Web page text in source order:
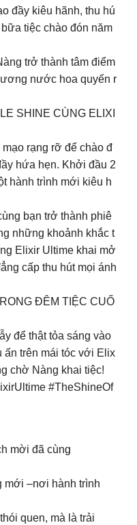
đầy kiêu hãnh, thu hú
tiệc chào đón năm
trở thành tâm điểm
nước hoa quyến r
SHINE CÙNG ELIXI
rạng rỡ để chào đ
hứa hẹn. Khởi đầu 2
hành trình mới kiêu h
bạn trở thành phiê
những khoảnh khắc t
Elixir Ultime khai mở
cấp thu hút mọi ánh
ĐÊM TIỆC CUỐ
để thật tỏa sáng vào
ấn trên mái tóc với Elix
chờ Nàng khai tiệc!
#TheShineOf
mời đã cùng
mới –nơi hành trình
quen, mà là trải